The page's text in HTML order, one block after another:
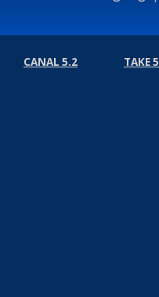
CANAL 5.2 TAKE 5